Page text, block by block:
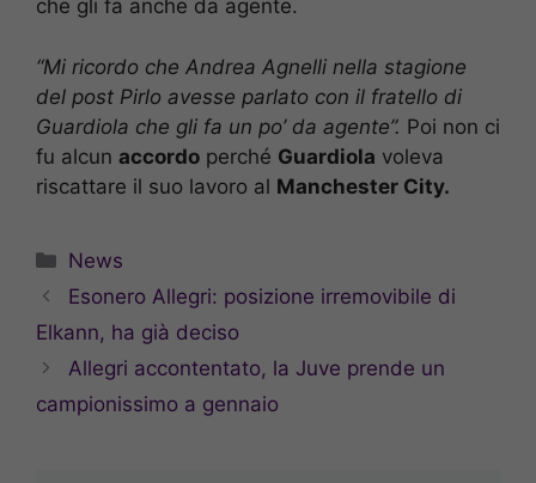
che gli fa anche da agente.
“Mi ricordo che Andrea Agnelli nella stagione
del post Pirlo avesse parlato con il fratello di
Guardiola che gli fa un po’ da agente”. Poi non ci
fu alcun accordo perché Guardiola voleva
riscattare il suo lavoro al Manchester City.
Categorie
News
Esonero Allegri: posizione irremovibile di
Elkann, ha già deciso
Allegri accontentato, la Juve prende un
campionissimo a gennaio